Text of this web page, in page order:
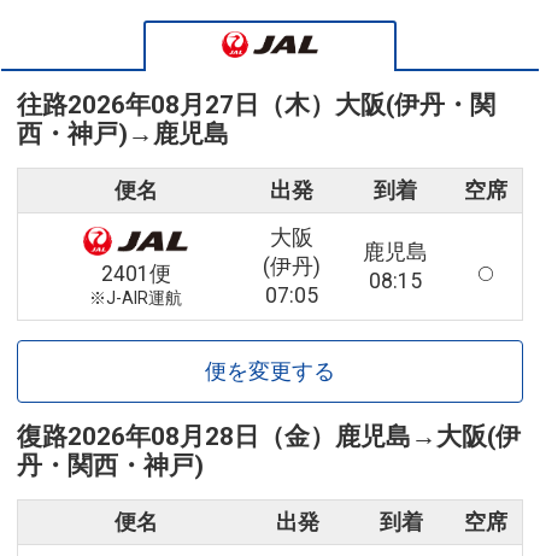
往路2026年08月27日（木） 大阪(伊丹・関
西・神戸) → 鹿児島
便名 出発 到着 空席
2401便
※J-AIR運航
大阪
(伊丹)
07:05
鹿児島
08:15
便を変更する
復路2026年08月28日（金） 鹿児島 → 大阪(伊
丹・関西・神戸)
便名 出発 到着 空席